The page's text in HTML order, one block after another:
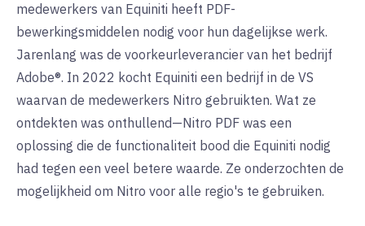
medewerkers van Equiniti heeft PDF-
bewerkingsmiddelen nodig voor hun dagelijkse werk.
Jarenlang was de voorkeurleverancier van het bedrijf
Adobe®. In 2022 kocht Equiniti een bedrijf in de VS
waarvan de medewerkers Nitro gebruikten. Wat ze
ontdekten was onthullend—Nitro PDF was een
oplossing die de functionaliteit bood die Equiniti nodig
had tegen een veel betere waarde. Ze onderzochten de
mogelijkheid om Nitro voor alle regio's te gebruiken.